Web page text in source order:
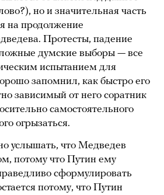
но и значительная часть
на продолжение
Протесты, падение
думские выборы — все
испытанием для
запомнил, как быстро его
зависимый от него соратник
самостоятельного
огрызаться.
услышать, что Медведев
потому что Путин ему
сформулировать
потому, что Путин